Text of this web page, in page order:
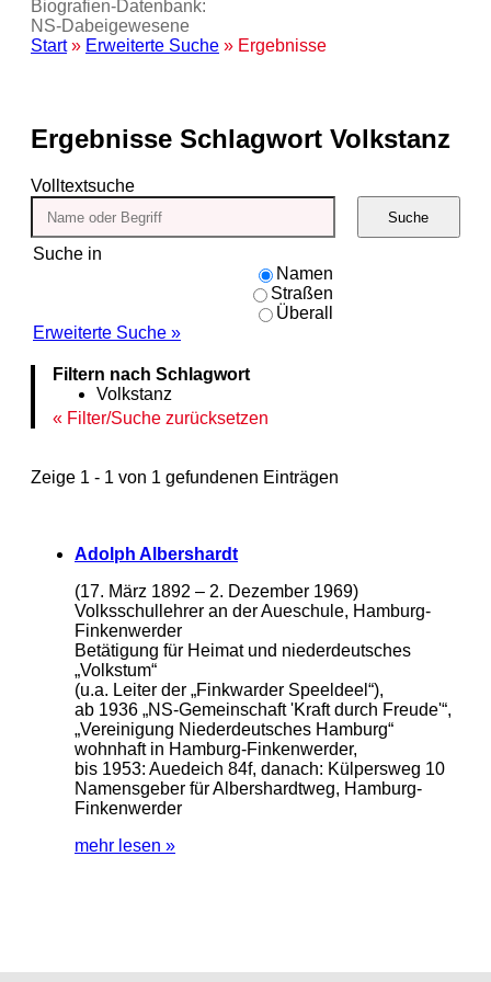
Biografien-Datenbank:
NS‑Dabeigewesene
Start» Erweiterte Suche » Ergebnisse
Ergebnisse Schlagwort Volkstanz
Volltextsuche
Suche in
Namen
Straßen
Überall
Erweiterte Suche »
Suche
Filtern nach Schlagwort
Volkstanz
Filter/Suche zurücksetzen
Zeige 1 - 1 von 1 gefundenen Einträgen
Adolph Albershardt
(17. März 1892 – 2. Dezember 1969)
Volksschullehrer an der Aueschule, Hamburg-
Finkenwerder
Betätigung für Heimat und niederdeutsches
„Volkstum“
(u.a. Leiter der „Finkwarder Speeldeel“),
ab 1936 „NS-Gemeinschaft 'Kraft durch Freude'“,
„Vereinigung Niederdeutsches Hamburg“
wohnhaft in Hamburg-Finkenwerder,
bis 1953: Auedeich 84f, danach: Külpersweg 10
Namensgeber für Albershardtweg, Hamburg-
Finkenwerder
mehr lesen »